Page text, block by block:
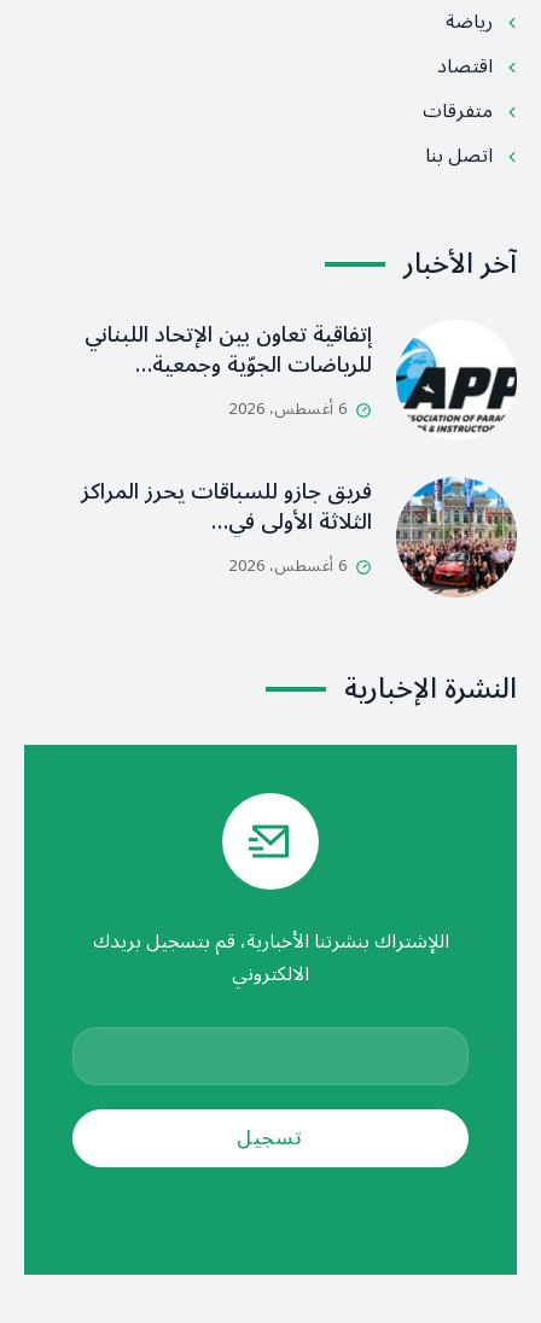
رياضة
اقتصاد
متفرقات
اتصل بنا
آخر الأخبار
إتفاقية تعاون بين الإتحاد اللبناني
للرياضات الجوّية وجمعية…
6 أغسطس، 2026
فريق جازو للسباقات يحرز المراكز
الثلاثة الأولى في…
6 أغسطس، 2026
النشرة الإخبارية
اللإشتراك بنشرتنا الأخبارية، قم بتسجيل بريدك
الالكتروني